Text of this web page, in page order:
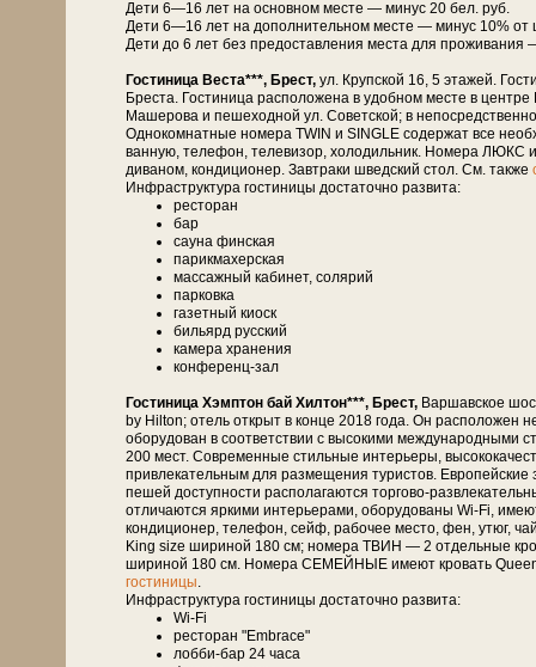
Дети 6—16 лет на основном месте — минус 20 бел. руб.
Дети 6—16 лет на дополнительном месте — минус 10% от
Дети до 6 лет без предоставления места для проживания
Гостиница Веста***, Брест, ул. Крупской 16, 5 этажей.
Бреста. Гостиница расположена в удобном месте в
Машерова и пешеходной ул. Советской; в
Однокомнатные номера TWIN и SINGLE содержат все
ванную, телефон, телевизор, холодильник. Номера ЛЮКС
диваном, кондиционер. Завтраки шведский стол. См. также
Инфраструктура гостиницы достаточно развита:
ресторан
бар
сауна финская
парикмахерская
массажный кабинет, солярий
парковка
газетный киоск
бильярд русский
камера хранения
конференц-зал
Гостиница Хэмптон бай Хилтон***, Брест, Варшавское
by Hilton; отель открыт в конце 2018 года. Он
оборудован в соответствии с высокими международными
200 мест. Современные стильные интерьеры,
привлекательным для размещения туристов.
пешей доступности располагаются торгово-
отличаются яркими интерьерами, оборудованы Wi-Fi,
кондиционер, телефон, сейф, рабочее место, фен, утюг,
King size шириной 180 см; номера ТВИН — 2 отдельные
шириной 180 см. Номера СЕМЕЙНЫЕ имеют кровать
гостиницы.
Инфраструктура гостиницы достаточно развита:
Wi-Fi
ресторан "Embrace"
лобби-бар 24 часа